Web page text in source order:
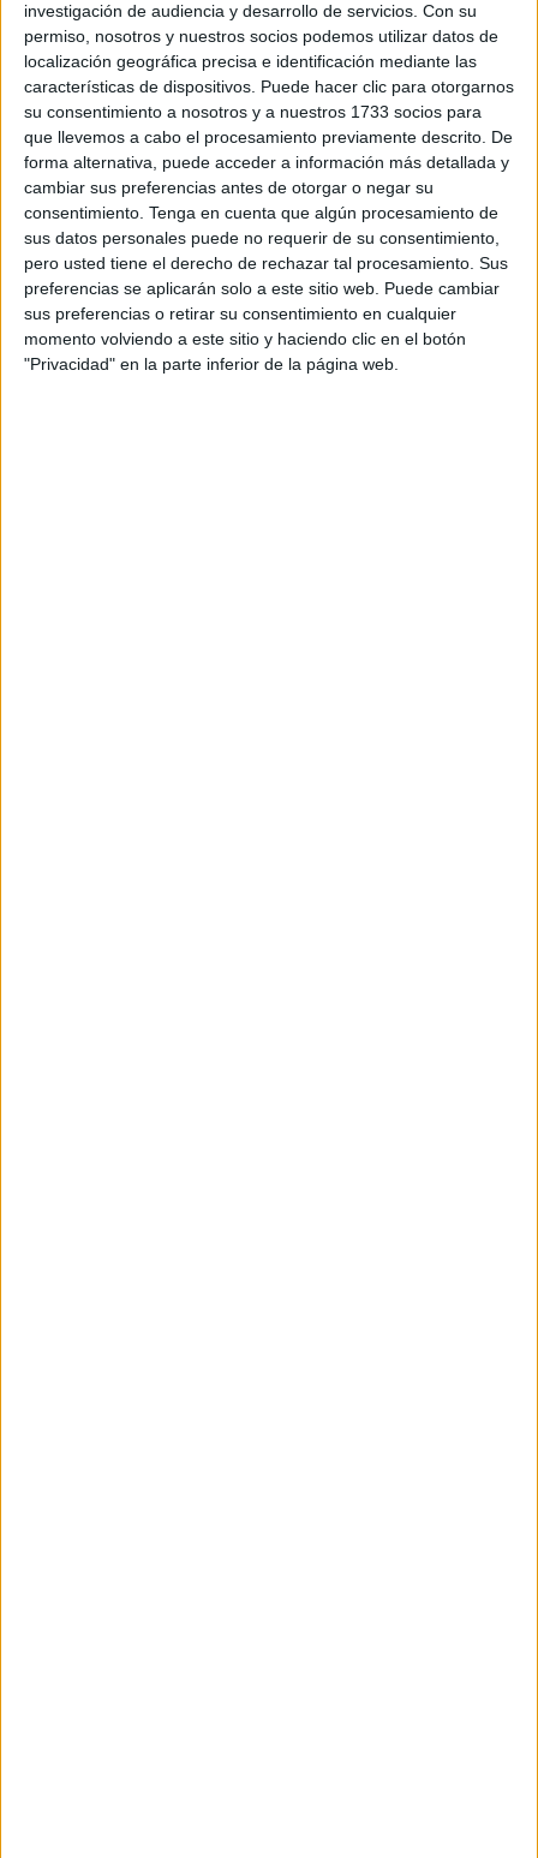
investigación de audiencia y desarrollo de servicios. Con su
permiso, nosotros y nuestros socios podemos utilizar datos de
localización geográfica precisa e identificación mediante las
características de dispositivos. Puede hacer clic para otorgarnos
su consentimiento a nosotros y a nuestros 1733 socios para
que llevemos a cabo el procesamiento previamente descrito. De
forma alternativa, puede acceder a información más detallada y
cambiar sus preferencias antes de otorgar o negar su
consentimiento. Tenga en cuenta que algún procesamiento de
sus datos personales puede no requerir de su consentimiento,
pero usted tiene el derecho de rechazar tal procesamiento. Sus
preferencias se aplicarán solo a este sitio web. Puede cambiar
sus preferencias o retirar su consentimiento en cualquier
momento volviendo a este sitio y haciendo clic en el botón
"Privacidad" en la parte inferior de la página web.
Disfraces con cultura
Durante el desfile han podido versedisfracesinspirados
en los proyectos trabajados por cada nivel educativo. Los
más pequeños de Infantil de 3 años han lucido trajes de
Mulán, mientras que los alumnos de 4 años se han
transformado enMickey Mouse en Venecia.
También desfilaron personajes comoAladín, Pocahontas,
Peter Pan, Hércules, los protagonistas de Encanto
Vaiana y Maui, además de los entrañables personajes de
Toy Story, los vaqueros.